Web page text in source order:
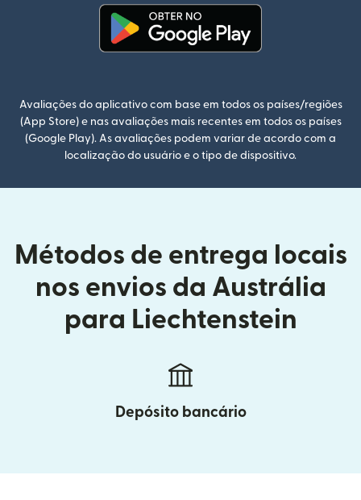
Avaliações do aplicativo com base em todos os países/regiões
(App Store) e nas avaliações mais recentes em todos os países
(Google Play). As avaliações podem variar de acordo com a
localização do usuário e o tipo de dispositivo.
Métodos de entrega locais
nos envios da Austrália
para Liechtenstein
Depósito bancário